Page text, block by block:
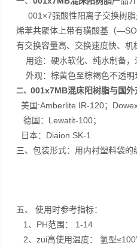
001×7强酸性阳离子交换树
烯苯共聚体上带有磺酸基（
有交换容量高、交换速度快、机
用途：硬水软化、纯水制备，
外观：棕黄色至棕褐色不透明
二、001x7MB混床阳树脂与国外
美国:Amberlite IR-120；
德国：Lewatit-100；
日本：Diaion SK-1
三、包装形式：用内衬塑料袋的
五、 使用时参考指标：
1、PH范围： 1-14
2、zui高使用温度： 氢型